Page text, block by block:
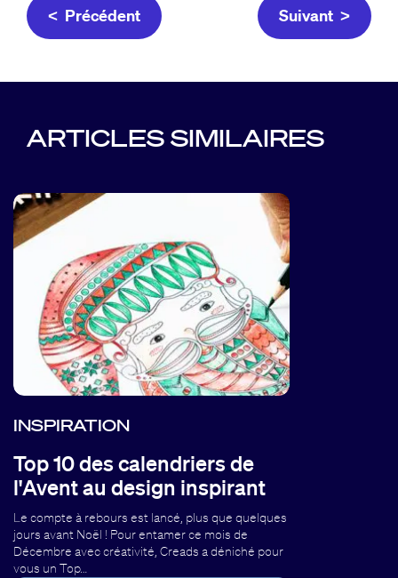
< Précédent Suivant >
ARTICLES SIMILAIRES
INSPIRATION
Top 10 des calendriers de
l'Avent au design inspirant
Le compte à rebours est lancé, plus que quelques
jours avant Noël ! Pour entamer ce mois de
Décembre avec créativité, Creads a déniché pour
vous un Top…